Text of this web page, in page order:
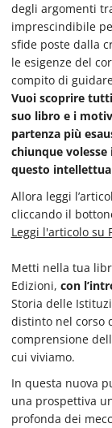
degli argomenti
imprescindibile
sfide poste dalla
le esigenze del
compito di
Vuoi scoprire
suo libro e i
partenza più
chiunque
questo
Allora leggi
cliccando il
Leggi l'articolo su
Metti nella tua
Edizioni, con
Storia delle
distinto nel corso
comprensione
cui viviamo.
In questa nuova
una prospettiva
profonda dei